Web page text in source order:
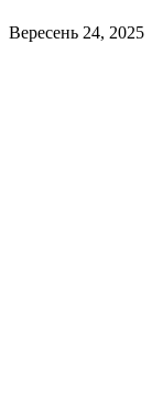
Вересень 24, 2025